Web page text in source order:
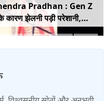
Pradhan : Gen Z
कारण झेलनी पड़ी परेशानी,
नहीं किया जा सकता नजरअंदाज,